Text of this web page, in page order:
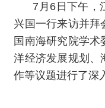
7月6日下午，
兴国一行来访并拜
国南海研究院学
洋经济发展规划、
作等议题进行了深